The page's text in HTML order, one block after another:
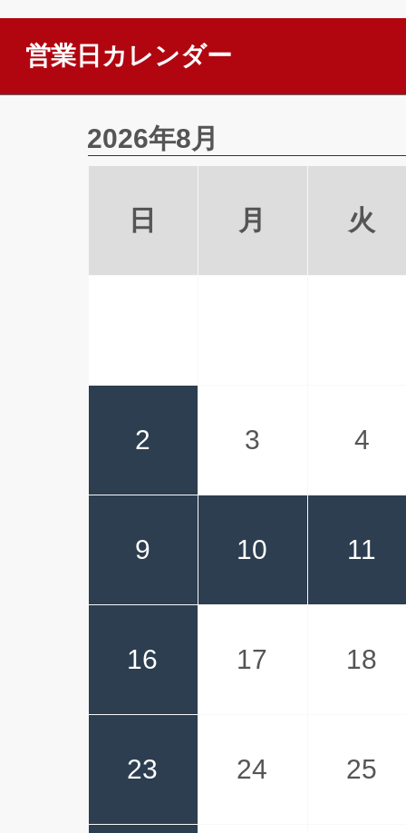
営業日カレンダー
2026年8月
日 月 火
2 3 4
9 10 11
16 17 18
23 24 25